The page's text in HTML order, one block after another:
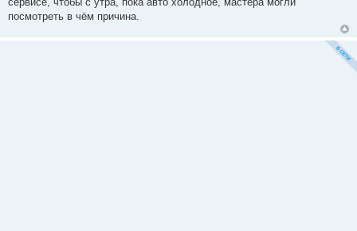
е
посмотреть в чём причина.